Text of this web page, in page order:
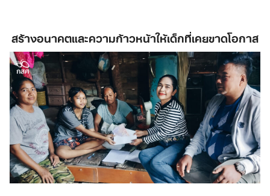
สร้างอนาคตและความก้าวหน้าให้เด็กที่เคยขาดโอกาส​